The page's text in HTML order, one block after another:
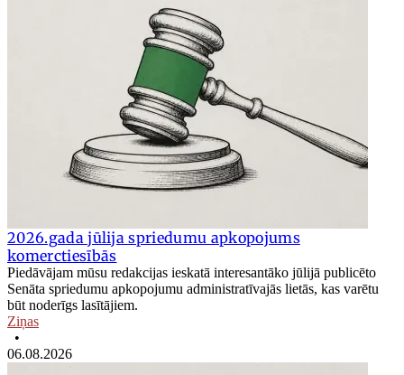
2026.gada jūlija spriedumu apkopojums
komerctiesībās
Piedāvājam mūsu redakcijas ieskatā interesantāko jūlijā publicēto
Senāta spriedumu apkopojumu administratīvajās lietās, kas varētu
būt noderīgs lasītājiem.
Ziņas
•
06.08.2026